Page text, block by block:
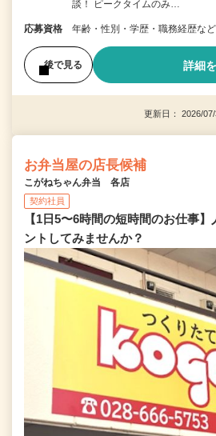
談！ ピークタイムのみ…
応募資格 年齢・性別・学歴・職務経歴など
後で見る 詳細
更新日： 2026/
お弁当屋の店長候補
こがねちゃん弁当 各店
契約社員
【1日5〜6時間の短時間のお仕事
ントしてみませんか？